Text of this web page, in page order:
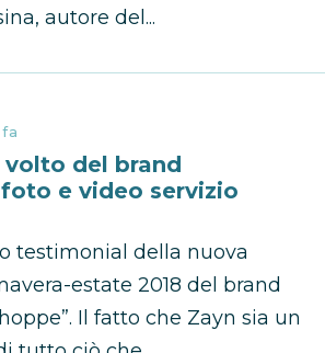
autore del...
volto del brand
e video servizio
testimonial della nuova
estate 2018 del brand
Il fatto che Zayn sia un